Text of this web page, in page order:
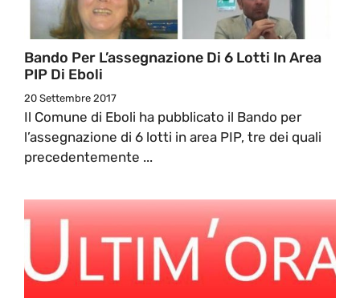
Bando Per L’assegnazione Di 6 Lotti In Area
PIP Di Eboli
20 Settembre 2017
Il Comune di Eboli ha pubblicato il Bando per
l’assegnazione di 6 lotti in area PIP, tre dei quali
precedentemente ...